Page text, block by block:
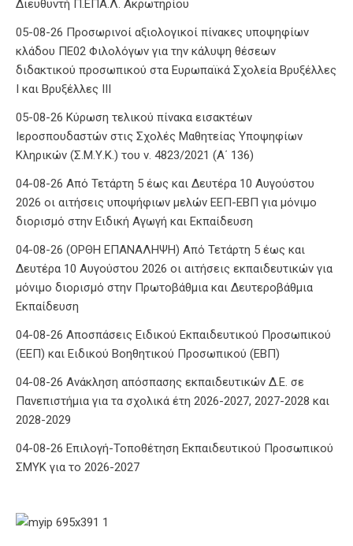
05-08-26 Προσωρινοί αξιολογικοί πίνακες υποψηφίων
κλάδου ΠΕ02 Φιλολόγων για την κάλυψη θέσεων
διδακτικού προσωπικού στα Ευρωπαϊκά Σχολεία Βρυξέλλες
Ι και Βρυξέλλες ΙΙΙ
05-08-26 Κύρωση τελικού πίνακα εισακτέων
Ιεροσπουδαστών στις Σχολές Μαθητείας Υποψηφίων
Κληρικών (Σ.Μ.Υ.Κ.) του ν. 4823/2021 (Α΄ 136)
04-08-26 Από Τετάρτη 5 έως και Δευτέρα 10 Αυγούστου
2026 οι αιτήσεις υποψήφιων μελών ΕΕΠ-ΕΒΠ για μόνιμο
διορισμό στην Ειδική Αγωγή και Εκπαίδευση
04-08-26 (ΟΡΘΗ ΕΠΑΝΑΛΗΨΗ) Από Τετάρτη 5 έως και
Δευτέρα 10 Αυγούστου 2026 οι αιτήσεις εκπαιδευτικών για
μόνιμο διορισμό στην Πρωτοβάθμια και Δευτεροβάθμια
Εκπαίδευση
04-08-26 Αποσπάσεις Ειδικού Εκπαιδευτικού Προσωπικού
(ΕΕΠ) και Ειδικού Βοηθητικού Προσωπικού (ΕΒΠ)
04-08-26 Ανάκληση απόσπασης εκπαιδευτικών Δ.Ε. σε
Πανεπιστήμια για τα σχολικά έτη 2026-2027, 2027-2028 και
2028-2029
04-08-26 Επιλογή-Τοποθέτηση Εκπαιδευτικού Προσωπικού
ΣΜΥΚ για το 2026-2027